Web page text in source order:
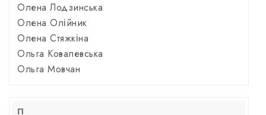
Олена Лодзинська
Олена Олійник
Олена Стяжкіна
Ольга Ковалевська
Ольга Мовчан
П